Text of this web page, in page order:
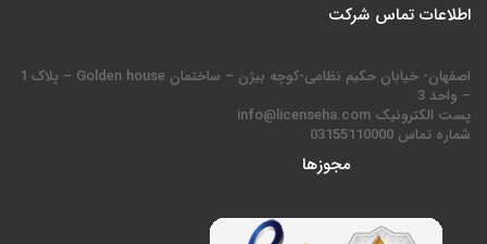
اطلاعات تماس شرکت
اصفهان- خیابان حکیم نظامی-کوچه بیژن – ساختمان Golden house – پلاک 1
– واحد 3
پست الکترونیک info@licenseha.com
شماره تماس 03155110000
مجوزها